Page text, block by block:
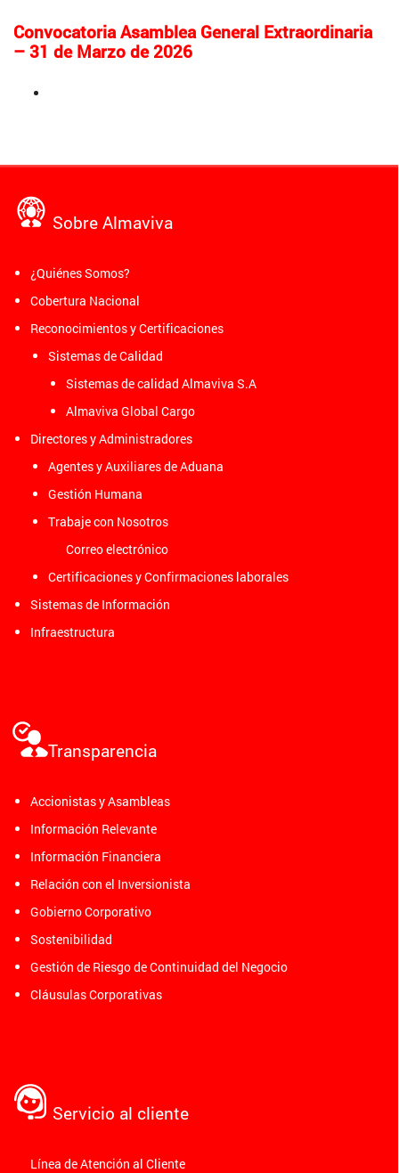
Convocatoria Asamblea General Extraordinaria
– 31 de Marzo de 2026
Sobre Almaviva
¿Quiénes Somos?
Cobertura Nacional
Reconocimientos y Certificaciones
Sistemas de Calidad
Sistemas de calidad Almaviva S.A
Almaviva Global Cargo
Directores y Administradores
Agentes y Auxiliares de Aduana
Gestión Humana
Trabaje con Nosotros
Correo electrónico
Certificaciones y Confirmaciones laborales
Sistemas de Información
Infraestructura
Transparencia
Accionistas y Asambleas
Información Relevante
Información Financiera
Relación con el Inversionista
Gobierno Corporativo
Sostenibilidad
Gestión de Riesgo de Continuidad del Negocio
Cláusulas Corporativas
Servicio al cliente
Línea de Atención al Cliente